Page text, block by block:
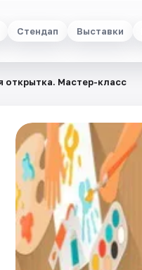
Стендап Выставки
открытка. Мастер-класс